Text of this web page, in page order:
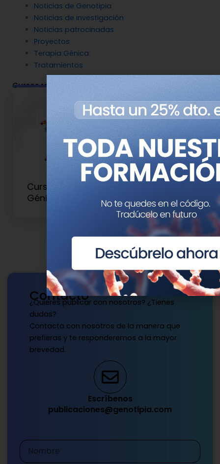
Noticias de Genotipia
Noticias de investigación
Noticias patrocinadas
Proyectos
Terapia Génica
Tratamientos
Cursos relacionados
Curso de Introducción a la Terapia
Génica y Edición del Genoma
Contacto
¿Quieres publicar con nosotros? ¿Tienes
dudas?
Contacta con nosotros de la manera que
prefieras y te responderemos a la mayor
brevedad.
Escríbenos
publicaciones@genotipia.com
Nombre